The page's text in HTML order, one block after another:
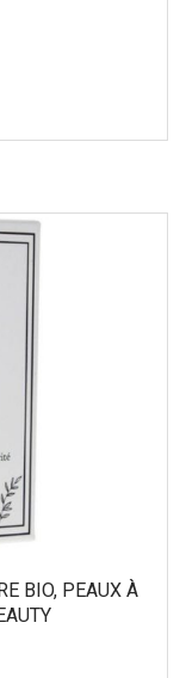
BIO, PEAUX À